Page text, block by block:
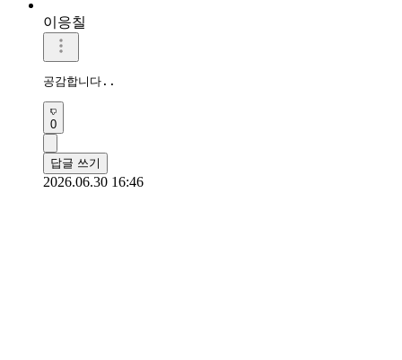
이응칠
공감합니다..
0
답글 쓰기
2026.06.30 16:46